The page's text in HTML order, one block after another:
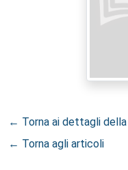
← Torna ai dettagli
← Torna agli articoli